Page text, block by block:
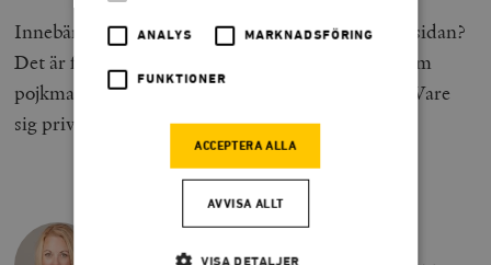
Innebär detta att vi flyttat ut pojkarna från skuggsidan?
Det är för tidigt att hurra men jag har i alla fall som
pojkmamma inte behövt slåss för dem på ett tag. Vare
sig privat eller offentligt.
REBECCA WEIDMO UVELL
Rebecca Weidmo Uvell är högerdebattör,
ANALYS MARKNADSFÖRING
FUNKTIONER
ACCEPTERA ALLA
AVVISA ALLT